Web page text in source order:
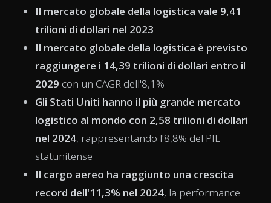
Il mercato globale della logistica vale 9,41
trilioni di dollari nel 2023
Il mercato globale della logistica è previsto
raggiungere i 14,39 trilioni di dollari entro il
2029 con un CAGR dell'8,1%
Gli Stati Uniti hanno il più grande mercato
logistico al mondo con 2,58 trilioni di dollari
nel 2024, rappresentando l'8,8% del PIL
statunitense
Il cargo aereo ha raggiunto una crescita
record dell'11,3% nel 2024, la performance